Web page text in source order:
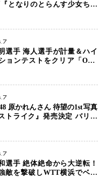
となりのとらんす少女ちゃ
7日公開 未来の自分との対話
選手 海人選手が計量＆ハイ
ョンテストをクリア「ONE
2」決戦へ万全の準備整う
原かれんさん 待望の1st写真
トライク』発売決定 バリで
歳の新境地
選手 絶体絶命から大逆転！
敵を撃破しWTT横浜でベス